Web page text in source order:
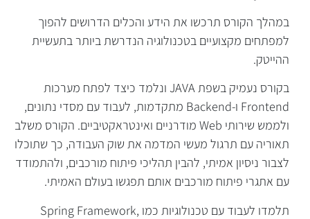
בקצרה
במהלך הקורס תרכשו את הידע והכלים הדרושים להפוך
למפתחים מקצועיים בטכנולוגיה הנדרשת ביותר בתעשיית
ההייטק.
בקורס נעמיק בשפת JAVA ונלמד כיצד לפתח מערכות
Frontend ו-Backend מתקדמות, לעבוד עם מסדי נתונים,
ולממש שירותי Web מודרניים ואינטראקטיביים. הקורס משלב
תאוריה עם תרגול מעשי המדמה את שוק העבודה, כך שתוכלו
לצבור ניסיון אמיתי, להבין תהליכי פיתוח מורכבים, ולהתמודד
עם אתגרי פיתוח מורכבים אותם תפגשו בעולם האמיתי.
תלמדו לעבוד עם טכנולוגיות כמו Spring Framework,